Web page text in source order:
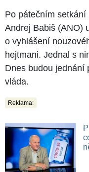
Po pátečním
Andrej Babiš (ANO)
o vyhlášení
hejtmani. Jednal s
Dnes budou jednání
vláda.
Reklama: